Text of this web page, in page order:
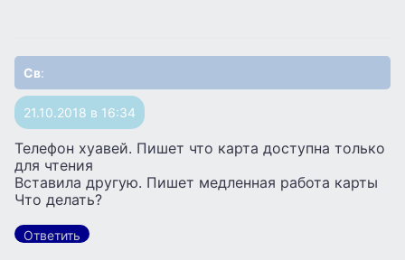
Св:
21.10.2018 в 16:34
Телефон хуавей. Пишет что карта доступна только
для чтения
Вставила другую. Пишет медленная работа карты
Что делать?
Ответить